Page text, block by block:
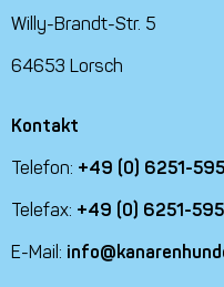
Willy-Brandt-Str. 5
64653 Lorsch
Kontakt
Telefon: +49 (0) 6251-
Telefax: +49 (0) 6251-
E-Mail: